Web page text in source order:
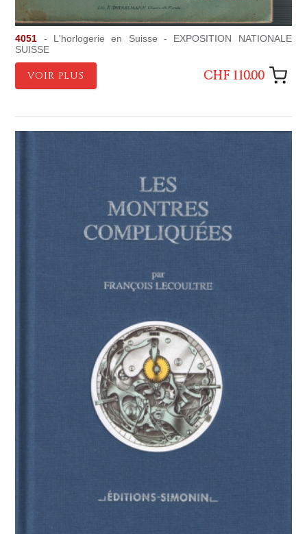
4051 - L'horlogerie en Suisse - EXPOSITION NATIONALE
SUISSE
VOIR PLUS CHF 110.00